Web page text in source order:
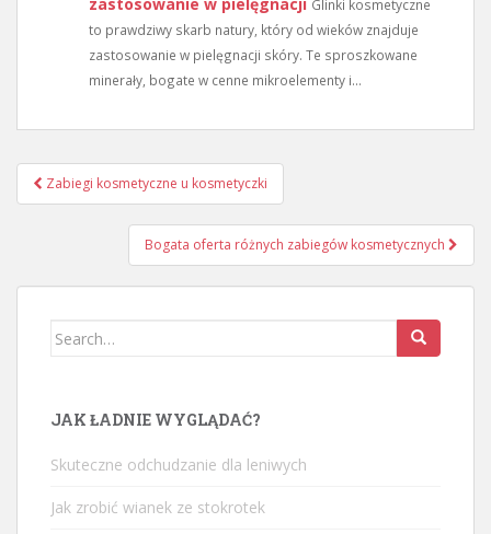
Glinki kosmetyczne
to prawdziwy skarb natury, który od wieków znajduje
zastosowanie w pielęgnacji skóry. Te sproszkowane
minerały, bogate w cenne mikroelementy i...
Nawigacja
wpisu
Zabiegi kosmetyczne u kosmetyczki
Bogata oferta różnych zabiegów kosmetycznych
Search
JAK ŁADNIE WYGLĄDAĆ?
Skuteczne odchudzanie dla leniwych
Jak zrobić wianek ze stokrotek